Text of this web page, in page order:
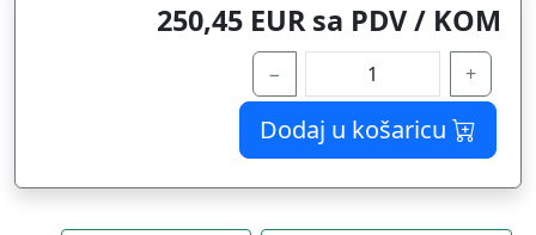
250,45 EUR sa PDV / KOM
− +
Dodaj u košaricu